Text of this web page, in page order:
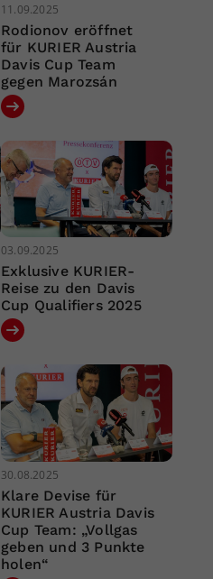
11.09.2025
Rodionov eröffnet
für KURIER Austria
Davis Cup Team
gegen Marozsán
03.09.2025
Exklusive KURIER-
Reise zu den Davis
Cup Qualifiers 2025
30.08.2025
Klare Devise für
KURIER Austria Davis
Cup Team: „Vollgas
geben und 3 Punkte
holen“